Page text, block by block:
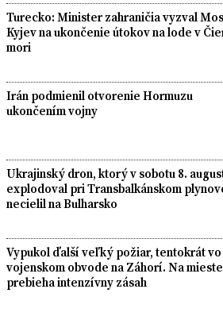
Turecko: Minister zahraničia vyzval
Kyjev na ukončenie útokov na lode v
mori
Irán podmienil otvorenie Hormuzu
ukončením vojny
Ukrajinský dron, ktorý v sobotu 8.
explodoval pri Transbalkánskom
necielil na Bulharsko
Vypukol ďalší veľký požiar, tentokrát vo
vojenskom obvode na Záhorí. Na mieste
prebieha intenzívny zásah